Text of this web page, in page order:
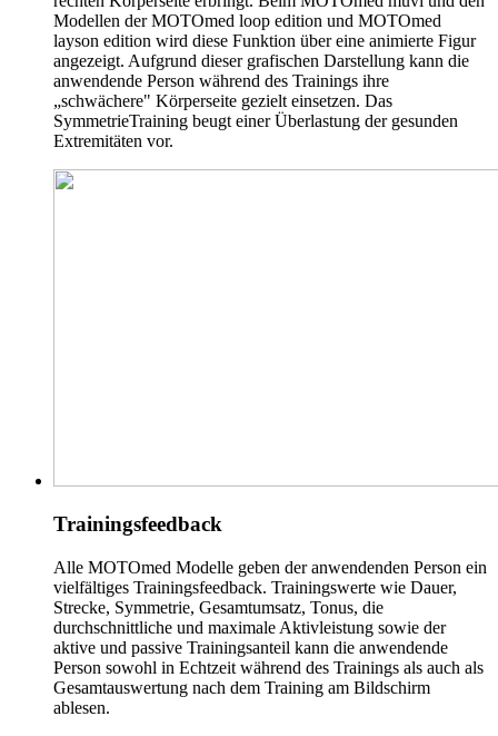
Modellen der MOTOmed loop edition und MOTOmed
layson edition wird diese Funktion über eine animierte Figur
angezeigt. Aufgrund dieser grafischen Darstellung kann die
anwendende Person während des Trainings ihre
„schwächere" Körperseite gezielt einsetzen. Das
SymmetrieTraining beugt einer Überlastung der gesunden
Extremitäten vor.
Trainingsfeedback
Alle MOTOmed Modelle geben der anwendenden Person ein
vielfältiges Trainingsfeedback. Trainingswerte wie Dauer,
Strecke, Symmetrie, Gesamtumsatz, Tonus, die
durchschnittliche und maximale Aktivleistung sowie der
aktive und passive Trainingsanteil kann die anwendende
Person sowohl in Echtzeit während des Trainings als auch als
Gesamtauswertung nach dem Training am Bildschirm
ablesen.